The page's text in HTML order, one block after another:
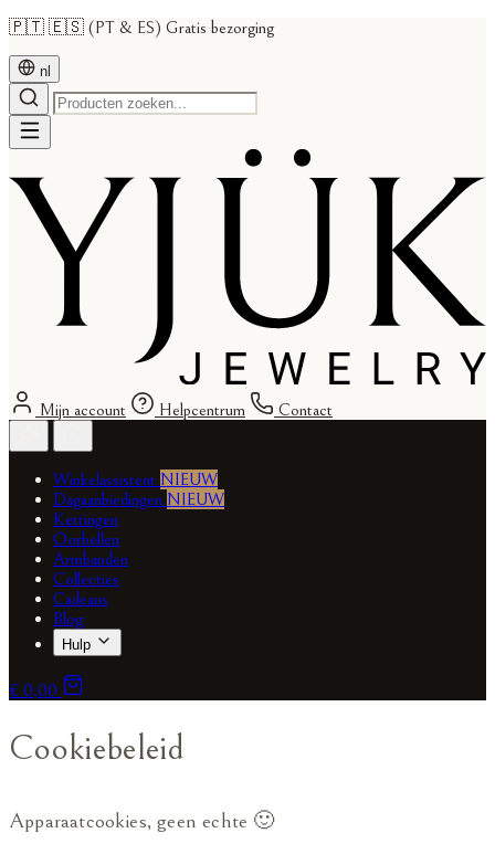
🇵🇹 🇪🇸 (PT & ES) Gratis bezorging
nl
Mijn account Helpcentrum Contact
Winkelassistent NIEUW
Dagaanbiedingen NIEUW
Kettingen
Oorbellen
Armbanden
Collecties
Cadeaus
Blog
Hulp
€ 0,00
Cookiebeleid
Apparaatcookies, geen echte 🙂